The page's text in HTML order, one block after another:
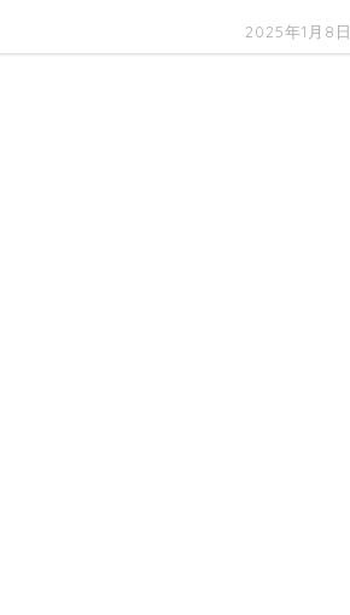
2025年1月8日